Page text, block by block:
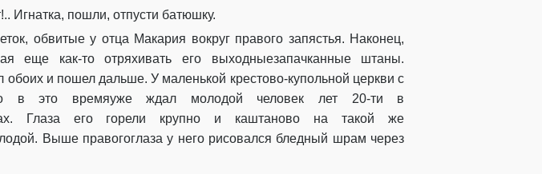
.. Игнатка, пошли, отпусти батюшку.
, обвитые у отца Макария вокруг правого запястья. Наконец,
еще как-то отряхивать его выходныезапачканные штаны.
обоих и пошел дальше. У маленькой крестово-купольной церкви с
в это времяуже ждал молодой человек лет 20-ти
в
Глаза
его горели крупно и каштаново на такой же
Выше правогоглаза у него рисовался бледный шрам через